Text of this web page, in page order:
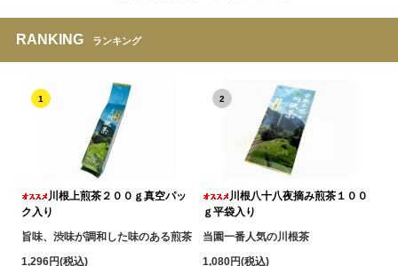
RANKING ランキング
1
川根上煎茶２００ｇ真空パッ
ク入り
旨味、渋味が調和した味のある煎茶
1,296円(税込)
2
川根八十八夜摘み煎茶１００
ｇ平袋入り
当園一番人気の川根茶
1,080円(税込)